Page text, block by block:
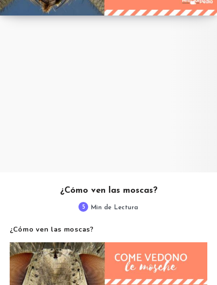
¿Cómo ven las moscas?
5 Min de Lectura
¿Cómo ven las moscas?